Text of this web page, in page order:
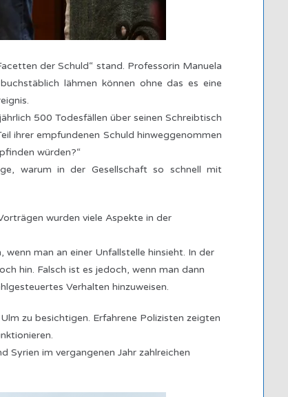
der Schuld“ stand. Professorin Manuela
lähmen können ohne das es eine
500 Todesfällen über seinen Schreibtisch
ihrer empfundenen Schuld hinweggenommen
würden?“
warum in der Gesellschaft so schnell mit
wurden viele Aspekte in der
man an einer Unfallstelle hinsieht. In der
hin. Falsch ist es jedoch, wenn man dann
Verhalten hinzuweisen.
zu besichtigen. Erfahrene Polizisten zeigten
Syrien im vergangenen Jahr zahlreichen